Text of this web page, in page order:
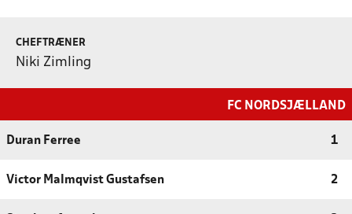
CHEFTRÆNER
Niki Zimling
FC NORDSJÆLLAND
Duran Ferree 1
Victor Malmqvist Gustafsen 2